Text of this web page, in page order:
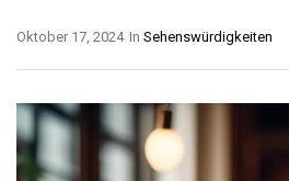
In Sehenswürdigkeiten
Oktober 17, 2024